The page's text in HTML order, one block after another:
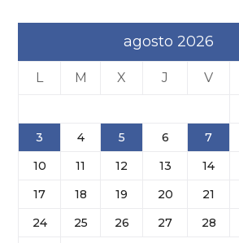
agosto 2026
L M X J V
3
4 5 6 7
10
11 12 13 14
17
18 19 20 21
24
25 26 27 28